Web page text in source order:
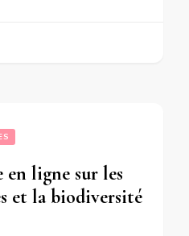
en ligne sur les
et la biodiversité